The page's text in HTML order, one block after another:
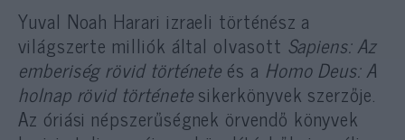
Yuval Noah Harari izraeli történész a
világszerte milliók által olvasott Sapiens: Az
emberiség rövid története és a Homo Deus: A
holnap rövid történetesikerkönyvek szerzője.
Az óriási népszerűségnek örvendő könyvek